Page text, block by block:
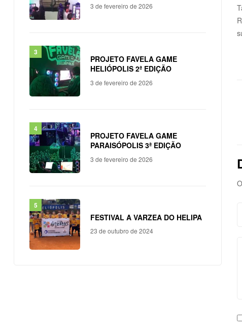
3 de fevereiro de 2026
PROJETO FAVELA GAME
HELIÓPOLIS 2ª EDIÇÃO
3 de fevereiro de 2026
PROJETO FAVELA GAME
PARAISÓPOLIS 3ª EDIÇÃO
3 de fevereiro de 2026
FESTIVAL A VARZEA DO HELIPA
23 de outubro de 2024